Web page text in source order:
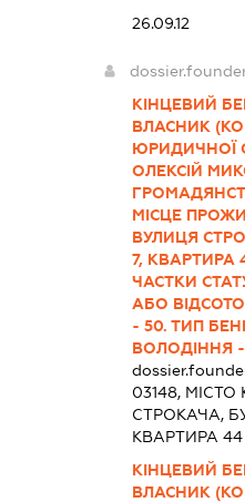
26.09.12
КІНЦЕВИЙ
ВЛАСНИК
ОЛЕКСІЙ
МІСЦЕ
ВУЛИЦЯ
7, КВАРТИРА
ЧАСТКИ
АБО
- 50. ТИП
ВОЛОДІННЯ
03148, МІСТО
СТРОКАЧА,
КВАРТИРА 44
КІНЦЕВИЙ
ВЛАСНИК